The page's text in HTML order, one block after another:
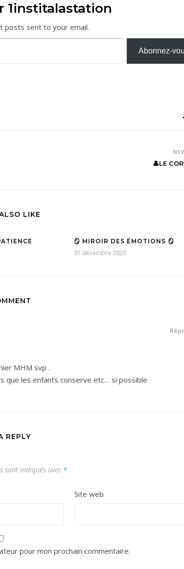
1institalastation
posts sent to your email.
Abonnez-
👤LE
LIKE
🪞 MIROIR DES ÉMOTIONS 🪞
31 décembre 2020
MHM svp .
que les enfants conserve etc… si possible
REPLY
sont indiqués avec *
Site web
pour mon prochain commentaire.